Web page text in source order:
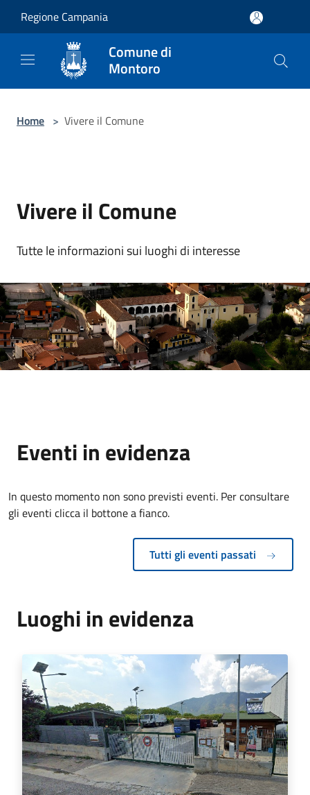
Regione Campania
Comune di
Montoro
Home > Vivere il Comune
Vivere il Comune
Tutte le informazioni sui luoghi di interesse
Eventi in evidenza
In questo momento non sono previsti eventi. Per consultare
gli eventi clicca il bottone a fianco.
Tutti gli eventi passati
Luoghi in evidenza